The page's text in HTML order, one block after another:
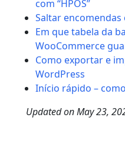
com “HPOS”
Saltar
Em que tabela da
WooCommerce
Como exportar e
WordPress
Início rápido –
Updated onMay 23,